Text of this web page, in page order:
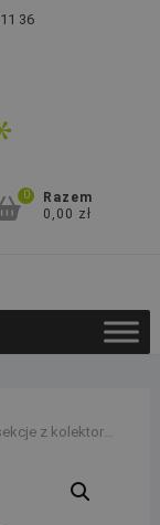
36
0
Razem
0,00 zł
korkiem i studzienką rura PE 20